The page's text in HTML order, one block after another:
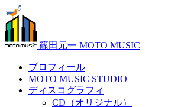
篠田元一 MOTO MUSIC
プロフィール
MOTO MUSIC STUDIO
ディスコグラフィ
CD（オリジナル）